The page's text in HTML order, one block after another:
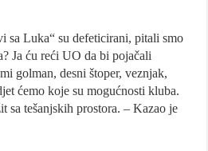
sa Luka“ su defeticirani, pitali smo
Ja ću reći UO da bi pojačali
golman, desni štoper, veznjak,
ćemo koje su mogućnosti kluba.
sa tešanjskih prostora. – Kazao je